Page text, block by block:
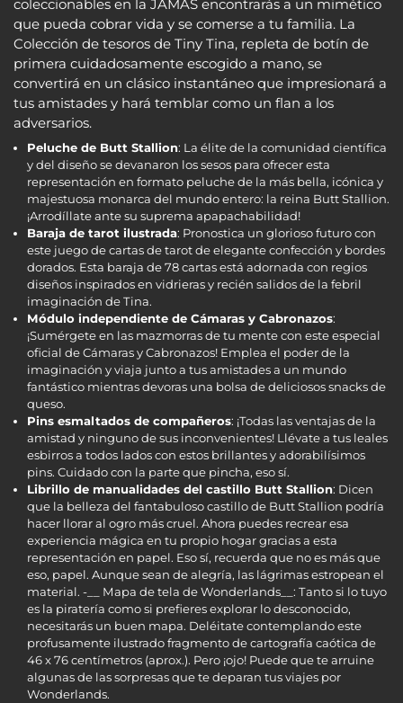
coleccionables en la JAMÁS encontrarás a un mimético
que pueda cobrar vida y se comerse a tu familia. La
Colección de tesoros de Tiny Tina, repleta de botín de
primera cuidadosamente escogido a mano, se
convertirá en un clásico instantáneo que impresionará a
tus amistades y hará temblar como un flan a los
adversarios.
Peluche de Butt Stallion: La élite de la comunidad científica
y del diseño se devanaron los sesos para ofrecer esta
representación en formato peluche de la más bella, icónica y
majestuosa monarca del mundo entero: la reina Butt Stallion.
¡Arrodíllate ante su suprema apapachabilidad!
Baraja de tarot ilustrada: Pronostica un glorioso futuro con
este juego de cartas de tarot de elegante confección y bordes
dorados. Esta baraja de 78 cartas está adornada con regios
diseños inspirados en vidrieras y recién salidos de la febril
imaginación de Tina.
Módulo independiente de Cámaras y Cabronazos:
¡Sumérgete en las mazmorras de tu mente con este especial
oficial de Cámaras y Cabronazos! Emplea el poder de la
imaginación y viaja junto a tus amistades a un mundo
fantástico mientras devoras una bolsa de deliciosos snacks de
queso.
Pins esmaltados de compañeros: ¡Todas las ventajas de la
amistad y ninguno de sus inconvenientes! Llévate a tus leales
esbirros a todos lados con estos brillantes y adorabilísimos
pins. Cuidado con la parte que pincha, eso sí.
Librillo de manualidades del castillo Butt Stallion: Dicen
que la belleza del fantabuloso castillo de Butt Stallion podría
hacer llorar al ogro más cruel. Ahora puedes recrear esa
experiencia mágica en tu propio hogar gracias a esta
representación en papel. Eso sí, recuerda que no es más que
eso, papel. Aunque sean de alegría, las lágrimas estropean el
material. -__ Mapa de tela de Wonderlands__: Tanto si lo tuyo
es la piratería como si prefieres explorar lo desconocido,
necesitarás un buen mapa. Deléitate contemplando este
profusamente ilustrado fragmento de cartografía caótica de
46 x 76 centímetros (aprox.). Pero ¡ojo! Puede que te arruine
algunas de las sorpresas que te deparan tus viajes por
Wonderlands.